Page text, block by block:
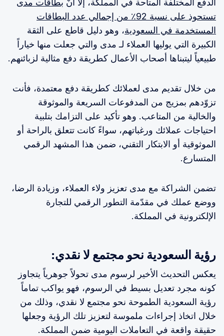
الدفع المختلفة المتاحة في المملكة، إلا أنَّ بطاقات مدى
تستحوذ على نسبة 92٪ من إجمالي عدد البطاقات
المستخدمة في السعودية، وهو دليل قاطع على الثقة
الكبيرة التي يوليها العملاء لـ مدى والتي جعلت منها خياراً
طبيعياً ليتبناها أصحاب الأعمال كطريقة دفع مثالية لزبائنهم.
من خلال تقديم مدى لعملائك كطريقة دفع معتمدة، فأنت
تزوّدهم بمزيج من المدفوعات السريعة والموثوقة
والخالية من المتاعب. وهو تأكيد على التزامك بتلبية
احتياجات عملائك ورغباتهم، سواءً كانت تتعلق بالراحة أو
الموثوقية أو الابتكار التقني، ضمن هذا المشهد الرقمي
المتسارع.
تضمن الشراكة مع مدى تعزيز ولاء العملاء، وزيادة الرضا،
ووضع عملك في مقدّمة التطور الرقمي للتجارة
الإلكترونية في المملكة.
رؤية السعودية نحو مجتمع لا نقدي:
يعكس التحديث الأخير لرسوم مدى تحولاً جوهرياً يتجاوز
كونه مجرد تعديل بسيط في الرسوم، فهو يواكب تماماً
رؤية السعودية الطموحة نحو مجتمع لا نقدي، وذلك من
خلال اتخاذ إجراءات ملموسة لتعزيز تلك الرؤية وجعلها
حقيقة واقعة في التعاملات اليومية ضمن المملكة.